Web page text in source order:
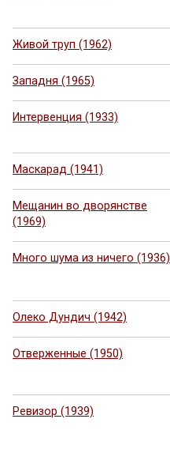
Живой труп (1962)
Западня (1965)
Интервенция (1933)
Маскарад (1941)
Мещанин во дворянстве
(1969)
Много шума из ничего (1936)
Олеко Дундич (1942)
Отверженные (1950)
Ревизор (1939)